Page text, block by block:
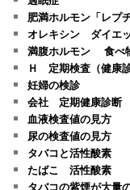
肥満ホルモン「レプ
オレキシン ダイエ
満腹ホルモン 食べ
Ｈ 定期検査（健康診
妊婦の検診
会社 定期健康診断
血液検査値の見方
尿の検査値の見方
タバコと活性酸素
たばこ 活性酸素
タバコの紫煙が大量